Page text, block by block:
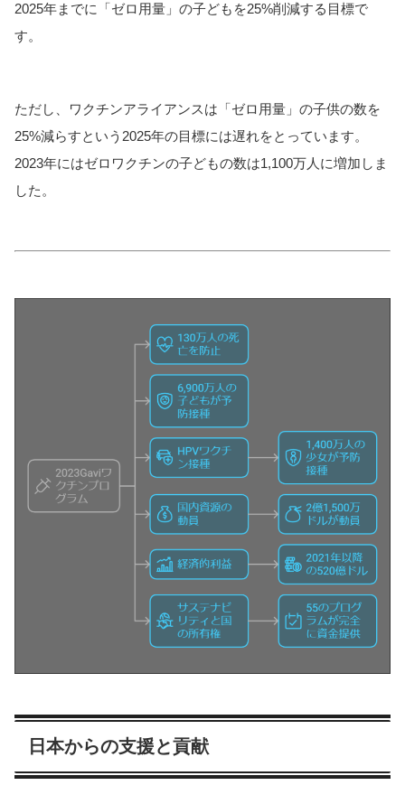
2025年までに「ゼロ用量」の子どもを25%削減する目標で
す。
ただし、ワクチンアライアンスは「ゼロ用量」の子供の数を
25%減らすという2025年の目標には遅れをとっています。
2023年にはゼロワクチンの子どもの数は1,100万人に増加しま
した。
日本からの支援と貢献